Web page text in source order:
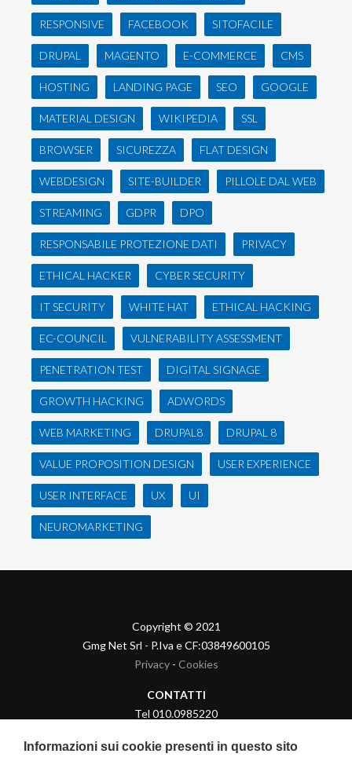
RESPONSIVE FACEBOOK SITOFACILE
DRUPAL MAGENTO E-COMMERCE CMS
HOSTING LANDING PAGE SEO GOOGLE
MATERIAL DESIGN WIKIPEDIA SSL
BROWSER SICUREZZA FLAT DESIGN
WEBDESIGN SITE-BUILDER PILLOLE DAL WEB
STREAMING GDPR DPO
RESPONSABILE PROTEZIONE DATI PRIVACY
ETHICAL HACKER CYBER SECURITY
IT SECURITY WHITE HAT ETHICAL HACKING
EC-COUNCIL VULNERABILITY ASSESSMENT
PENETRATION TEST DIGITAL SIGNAGE
GROWTH HACKING ADWORDS
WEB MARKETING DRUPAL8 DRUPAL 8
VALUE PROPOSITION DESIGN USER EXPERIENCE
USER INTERFACE UX UI
NEUROMARKETING
Copyright © 2021
Gmg Net Srl - P.Iva e CF:03849600105
Privacy- Cookies
CONTATTI
Tel 010.0985220
Informazioni sui cookie presenti in questo sito